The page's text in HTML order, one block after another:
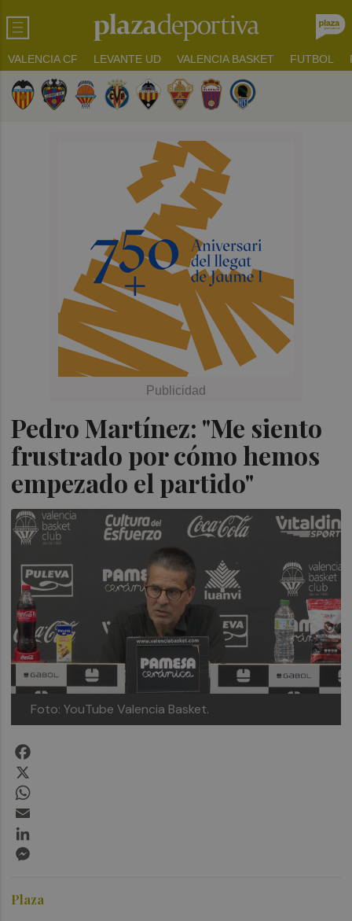
VALENCIA CF LEVANTE UD VALENCIA BASKET FUTBOL
Pedro Martínez: "Me siento
frustrado por cómo hemos
empezado el partido"
Foto: YouTube Valencia Basket.
Plaza